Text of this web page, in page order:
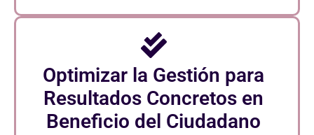
Optimizar la Gestión para
Resultados Concretos en
Beneficio del Ciudadano